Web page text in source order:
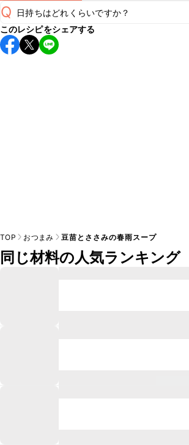
Q 日持ちはどれくらいですか？
保存期間は冷蔵で翌日中が目安です。なる
し上がりください。
このレシピをシェアする
TOP おつまみ 豆苗とささみの春雨スープ
同じ材料の人気ランキング